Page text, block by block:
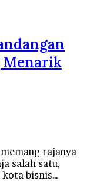
Menarik
rajanya
salah satu,
kota bisnis…